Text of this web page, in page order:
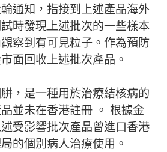
通知，指接到上述產品海外
時發現上述批次的一些樣本
察到有可見粒子。作為預防
面回收上述批次產品。
，是一種用於治療結核病的
並未在香港註冊 。 根據金
受影響批次產品曾進口香港
的個別病人治療使用。